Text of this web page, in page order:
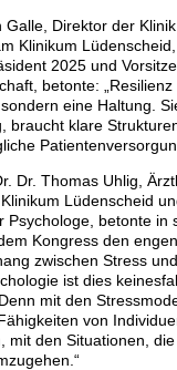
Galle, Direktor der
Klinikum Lüdenscheid,
2025 und
betonte: „Resilienz
eine Haltung.
braucht klare
Dr. Thomas Uhlig,
Lüdenscheid
Psychologe, betonte in
Kongress den engen
zwischen Stress
ist dies
mit den
von
mit den Situationen,